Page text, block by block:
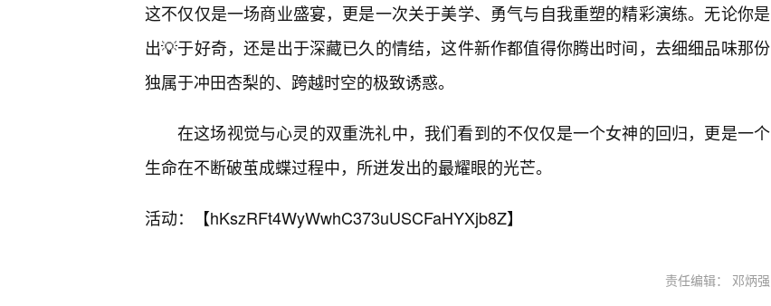
这不仅仅是一场商业盛宴，更是一次关于美学、勇气与自我重塑的精彩演练。无论你是
出💡于好奇，还是出于深藏已久的情结，这件新作都值得你腾出时间，去细细品味那份
独属于冲田杏梨的、跨越时空的极致诱惑。
在这场视觉与心灵的双重洗礼中，我们看到的不仅仅是一个女神的回归，更是一个
生命在不断破茧成蝶过程中，所迸发出的最耀眼的光芒。
活动：【hKszRFt4WyWwhC373uUSCFaHYXjb8Z】
责任编辑： 邓炳强